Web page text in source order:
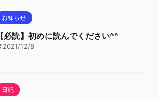
お知らせ
【必読】初めに読んでください^^
2021/12/8
日記